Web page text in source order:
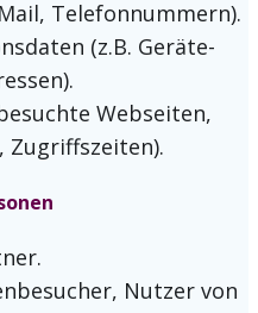
Telefonnummern).
(z.B. Geräte-
Webseiten,
Zugriffszeiten).
Nutzer von